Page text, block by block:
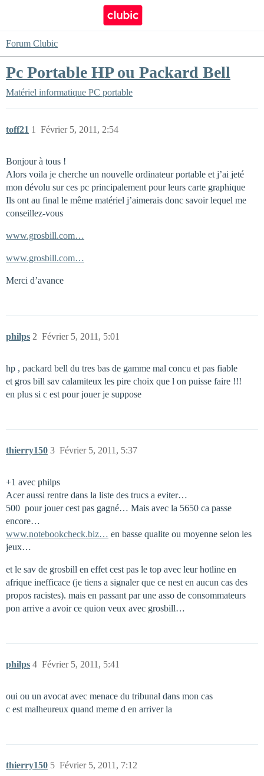
Forum Clubic
Pc Portable HP ou Packard Bell
Matériel informatique PC portable
toff21 Février 5, 2011, 2:54
1
Bonjour à tous !
Alors voila je cherche un nouvelle ordinateur portable et j’ai jeté
mon dévolu sur ces pc principalement pour leurs carte graphique
Ils ont au final le même matériel j’aimerais donc savoir lequel me
conseillez-vous
www.grosbill.com…
www.grosbill.com…
Merci d’avance
philps Février 5, 2011, 5:01
2
hp , packard bell du tres bas de gamme mal concu et pas fiable
et gros bill sav calamiteux les pire choix que l on puisse faire !!!
en plus si c est pour jouer je suppose
thierry150 Février 5, 2011, 5:37
3
+1 avec philps
Acer aussi rentre dans la liste des trucs a eviter…
500  pour jouer cest pas gagné… Mais avec la 5650 ca passe
encore…
www.notebookcheck.biz… en basse qualite ou moyenne selon les
jeux…
et le sav de grosbill en effet cest pas le top avec leur hotline en
afrique inefficace (je tiens a signaler que ce nest en aucun cas des
propos racistes). mais en passant par une asso de consommateurs
pon arrive a avoir ce quion veux avec grosbill…
philps Février 5, 2011, 5:41
4
oui ou un avocat avec menace du tribunal dans mon cas
c est malheureux quand meme d en arriver la
thierry150 Février 5, 2011, 7:12
5